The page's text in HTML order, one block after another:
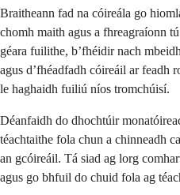
Braitheann fad na cóireála go
chomh maith agus a fhreagraíonn
géara fuilithe, b’fhéidir nach
agus d’fhéadfadh cóireáil ar feadh
le haghaidh fuiliú níos tromchúisí.
Déanfaidh do dhochtúir
téachtaithe fola chun a chinneadh
an gcóireáil. Tá siad ag lorg
agus go bhfuil do chuid fola ag